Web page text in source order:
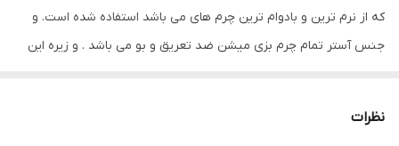
رسمی قابل ست با انواع شلوارهای جین و کتان
و پارچه ای اسپرت
کشور تولید کننده
که از نرم ترین و بادوام ترین چرم های می باشد استفاده شده است. و
جنس آستر تمام چرم بزی میشن ضد تعریق و بو می باشد . و زیره این
نظرات